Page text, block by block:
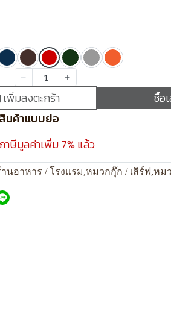
เพิ่มลงตะกร้า
ซื้อ
นค้าแบบย่อ
าษีมูลค่าเพิ่ม 7% แล้ว
านอาหาร / โรงแรม,หมวกกุ๊ก / เสิร์ฟ,หม